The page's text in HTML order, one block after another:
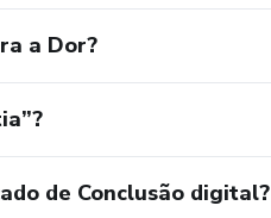
a Dor?
de Conclusão digital?